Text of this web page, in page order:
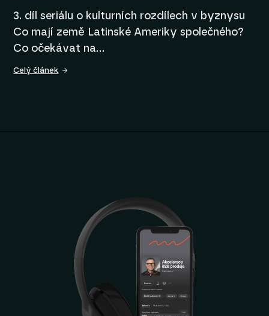
3. díl seriálu o kulturních rozdílech v byznysu
Co mají země Latinské Ameriky společného?
Co očekávat na…
Celý článek